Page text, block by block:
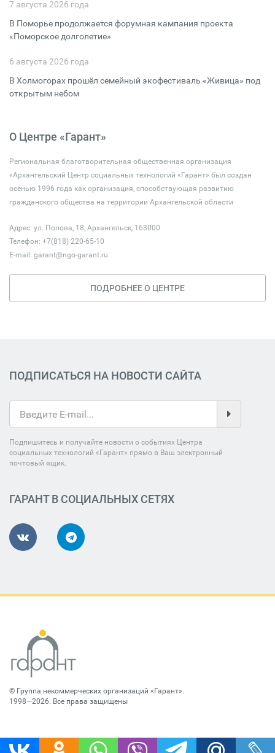
7 августа 2026 года
В Поморье продолжается форумная кампания проекта
«Поморское долголетие»
6 августа 2026 года
В Холмогорах прошёл семейный экофестиваль «Живица» под
открытым небом
О Центре «Гарант»
Региональная благотворительная общественная организация
«Архангельский Центр социальных технологий «Гарант» был создан
осенью 1996 года как организация, способствующая развитию
гражданского общества на территории Архангельской области
Адрес: ул. Попова, 18, Архангельск, 163000
Телефон: +7(818) 220-65-10
E-mail: garant@ngo-garant.ru
ПОДРОБНЕЕ О ЦЕНТРЕ
ПОДПИСАТЬСЯ НА НОВОСТИ САЙТА
Подпишитесь и получайте новости о событиях Центра
социальных технологий «Гарант» прямо в Ваш электронный
почтовый ящик.
ГАРАНТ В СОЦИАЛЬНЫХ СЕТЯХ
© Группа некоммерческих организаций «Гарант».
1998—2026. Все права защищены